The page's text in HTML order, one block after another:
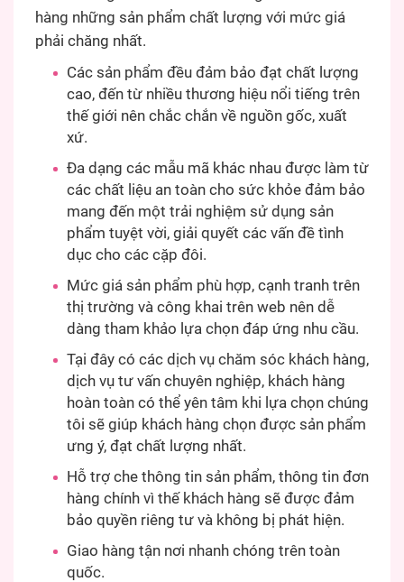
hàng những sản phẩm chất lượng với mức giá
phải chăng nhất.
Các sản phẩm đều đảm bảo đạt chất lượng
cao, đến từ nhiều thương hiệu nổi tiếng trên
thế giới nên chắc chắn về nguồn gốc, xuất
xứ.
Đa dạng các mẫu mã khác nhau được làm từ
các chất liệu an toàn cho sức khỏe đảm bảo
mang đến một trải nghiệm sử dụng sản
phẩm tuyệt vời, giải quyết các vấn đề tình
dục cho các cặp đôi.
Mức giá sản phẩm phù hợp, cạnh tranh trên
thị trường và công khai trên web nên dễ
dàng tham khảo lựa chọn đáp ứng nhu cầu.
Tại đây có các dịch vụ chăm sóc khách hàng,
dịch vụ tư vấn chuyên nghiệp, khách hàng
hoàn toàn có thể yên tâm khi lựa chọn chúng
tôi sẽ giúp khách hàng chọn được sản phẩm
ưng ý, đạt chất lượng nhất.
Hỗ trợ che thông tin sản phẩm, thông tin đơn
hàng chính vì thế khách hàng sẽ được đảm
bảo quyền riêng tư và không bị phát hiện.
Giao hàng tận nơi nhanh chóng trên toàn
quốc.